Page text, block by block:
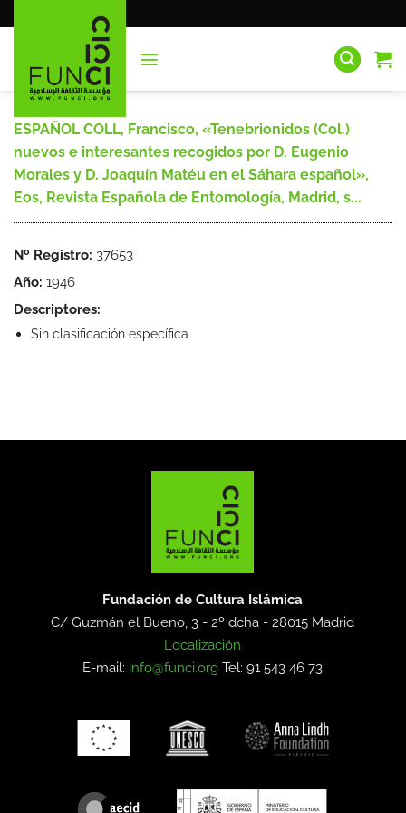
al
ESPAÑOL COLL, Francisco, «Tenebrionidos (Col.)
nuevos e interesantes recogidos por D. Eugenio
Morales y D. Joaquín Matéu en el Sáhara español»,
Eos, Revista Española de Entomología, Madrid, s...
Nº Registro: 37653
Año: 1946
Descriptores:
Sin clasificación específica
Fundación de Cultura Islámica
C/ Guzmán el Bueno, 3 - 2º dcha -28015 Madrid
Localización
E-mail: info@funci.org Tel: 91 543 46 73